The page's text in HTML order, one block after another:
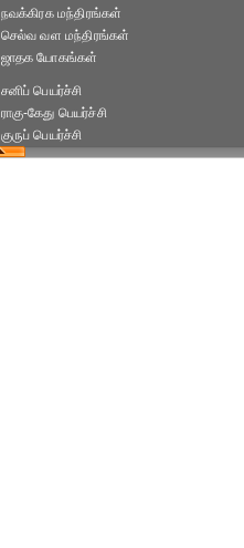
நவக்கிரக மந்திரங்கள்
செல்வ வள மந்திரங்கள்
ஜாதக யோகங்கள்
சனிப் பெயர்ச்சி
ராகு-கேது பெயர்ச்சி
குருப் பெயர்ச்சி